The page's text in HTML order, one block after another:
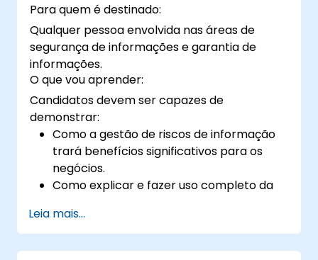
autenticação federada.
Para quem é destinado:
Qualquer pessoa envolvida nas áreas de
segurança de informações e garantia de
informações.
O que vou aprender:
Candidatos devem ser capazes de
demonstrar:
Como a gestão de riscos de informação
trará benefícios significativos para os
negócios.
Como explicar e fazer uso completo da
de informação.
Como conduzir avaliações de ameaças e
vulnerabilidades, análises de impacto
Leia mais...